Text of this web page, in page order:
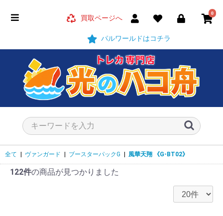
買取ページへ
パルワールドはコチラ
0
全て ヴァンガード ブースターパックG 風華天翔 《G-BT02》
122件の商品が見つかりました